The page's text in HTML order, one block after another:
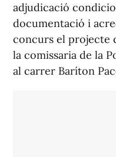
adjudicació
documentació i
concurs el projecte
la comissaria de la
al carrer Baríton